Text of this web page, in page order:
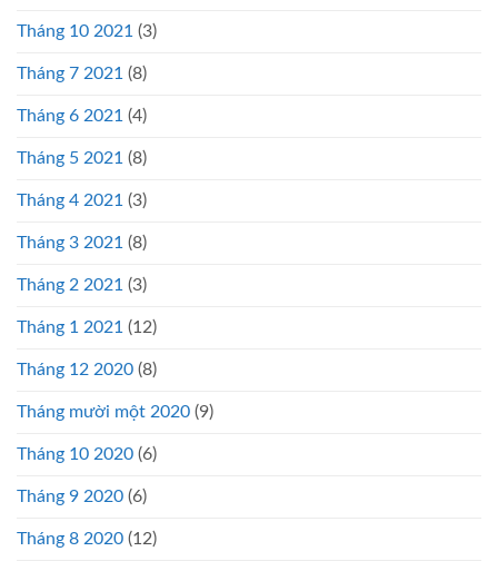
Tháng 10 2021 (3)
Tháng 7 2021 (8)
Tháng 6 2021 (4)
Tháng 5 2021 (8)
Tháng 4 2021 (3)
Tháng 3 2021 (8)
Tháng 2 2021 (3)
Tháng 1 2021 (12)
Tháng 12 2020 (8)
Tháng mười một 2020 (9)
Tháng 10 2020 (6)
Tháng 9 2020 (6)
Tháng 8 2020 (12)